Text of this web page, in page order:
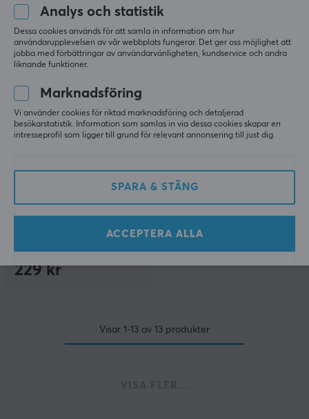
789 kr
229 kr
Visar 1-13 av 13 produkter
Analys och statistik
Dessa cookies används för att samla in information om hur
användarupplevelsen av vår webbplats fungerar. Det ger oss möjlighet att
jobba med förbättringar av användarvänligheten, kundservice och andra
liknande funktioner.
Marknadsföring
Vi använder cookies för riktad marknadsföring och detaljerad
besökarstatistik. Information som samlas in via dessa cookies skapar en
intresseprofil som ligger till grund för relevant annonsering till just dig.
SPARA & STÄNG
ACCEPTERA ALLA